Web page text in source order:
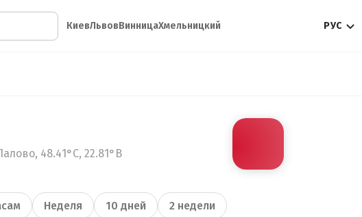
КиевЛьвовВинницаХмельницкий РУС
48.41°С, 22.81°В
Неделя 10 дней 2 недели